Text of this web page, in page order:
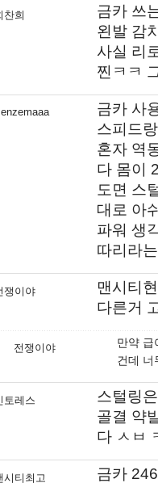
찬희
금카 쓰
왼발 감
사실 리
찐ㅋㅋ
금카 사
스피드
혼자 역
다 몸이
도면 스
대로 아
파워 생
따리라
쟁이야
맨시티
다른거
전쟁이야
만약 급
건데 너
토레스
스털링
골결 약
다 ㅅㅂ
시티최고 금카